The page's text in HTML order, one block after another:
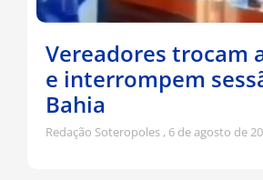
Vereadores trocam
e interrompem
Bahia
Redação Soteropoles 6 de agosto de